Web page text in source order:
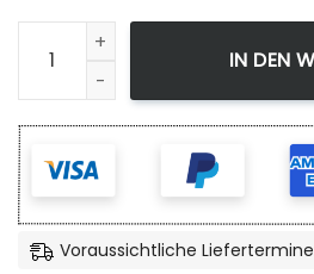
Raumfahrt 2 - Leinwandbild Menge
IN DEN
Voraussichtliche